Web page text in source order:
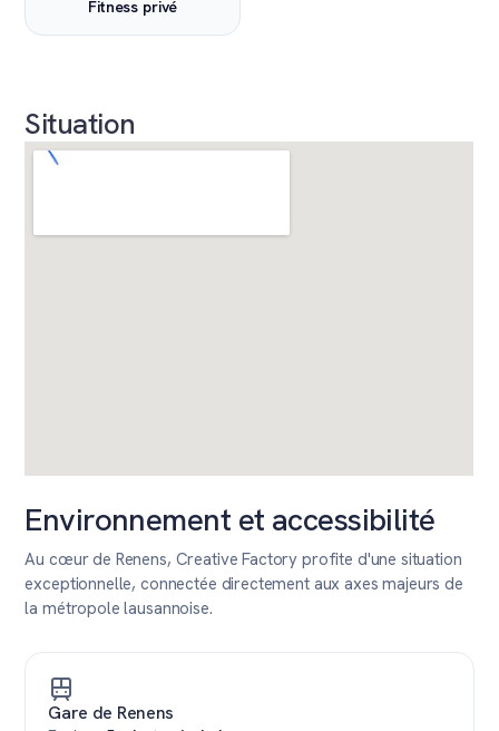
Fitness privé
Situation
Environnement et accessibilité
Au cœur de Renens, Creative Factory profite d'une situation
exceptionnelle, connectée directement aux axes majeurs de
la métropole lausannoise.
Gare de Renens